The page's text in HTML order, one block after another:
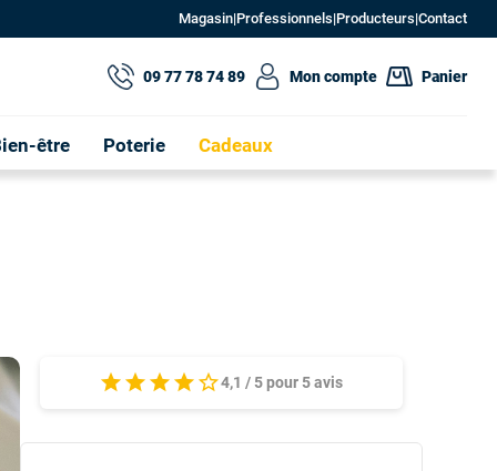
Magasin|Professionnels|Producteurs|Contact
être Poterie Cadeaux
09 77 78 74 89 Mon compte Panier
starstarstarstarstar_border4,1 / 5pour 5avis